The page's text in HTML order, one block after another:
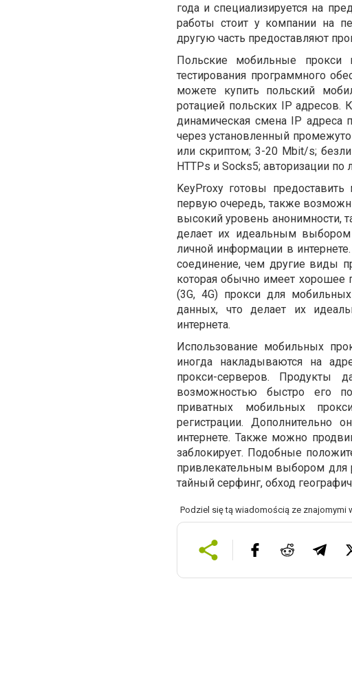
года и специализируется на
работы стоит у компании на
другую часть предоставляют
Польские мобильные прокси
тестирования программного
можете купить польский
ротацией польских IP адресов.
динамическая смена IP адреса
через установленный
или скриптом; 3-20 Mbit/s;
HTTPs и Socks5; авторизации
KeyProxy готовы
первую очередь, также
высокий уровень анонимности,
делает их идеальным
личной информации в
соединение, чем другие виды
которая обычно имеет хорошее
(3G, 4G) прокси для
данных, что делает их
интернета.
Использование мобильных
иногда накладываются на
прокси-серверов.
возможностью быстро его
приватных мобильных
регистрации. Дополнительно
интернете. Также можно
заблокирует. Подобные
привлекательным выбором для
тайный серфинг, обход
Podziel się tą wiadomością ze znajomymi